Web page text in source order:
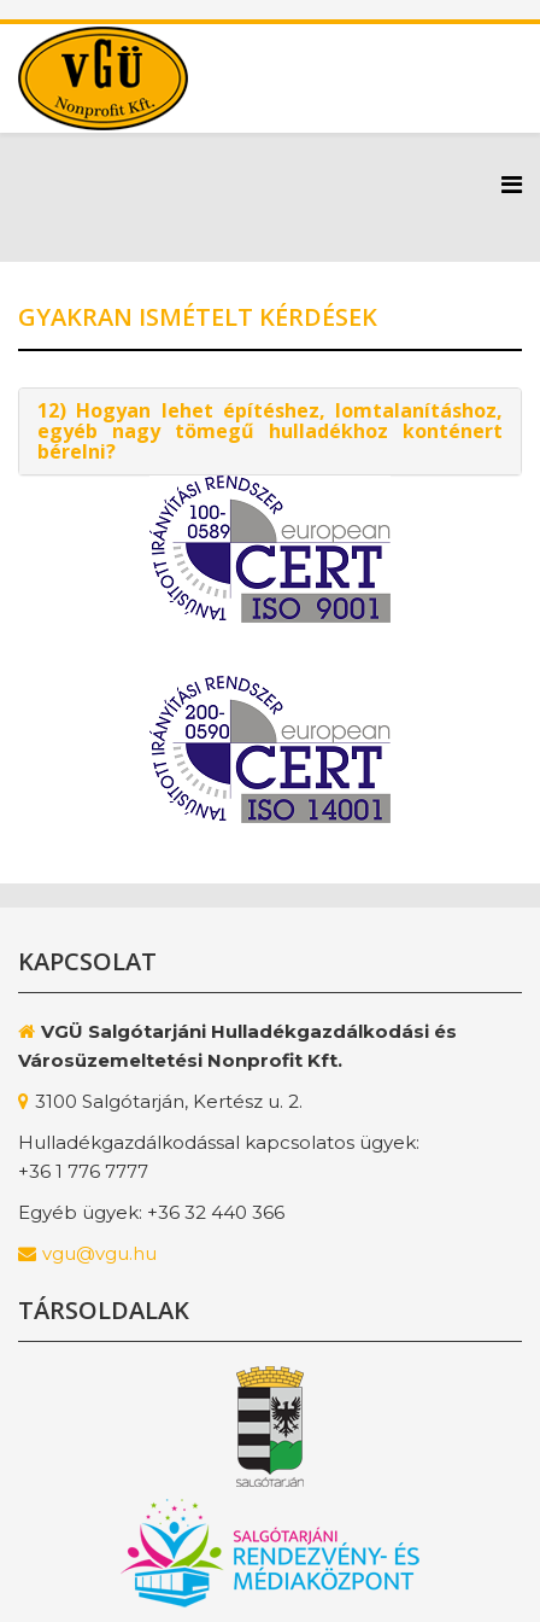
GYAKRAN ISMÉTELT KÉRDÉSEK
12) Hogyan lehet építéshez, lomtalanításhoz,
egyéb nagy tömegű hulladékhoz konténert
bérelni?
KAPCSOLAT
VGÜ Salgótarjáni Hulladékgazdálkodási és
Városüzemeltetési Nonprofit Kft.
3100 Salgótarján, Kertész u. 2.
Hulladékgazdálkodással kapcsolatos ügyek:
+36 1 776 7777
Egyéb ügyek: +36 32 440 366
vgu@vgu.hu
TÁRSOLDALAK